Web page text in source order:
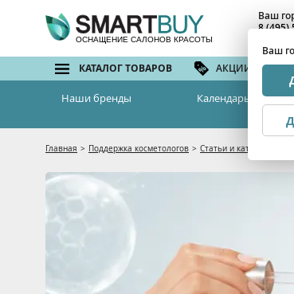
ОСНАЩЕНИЕ САЛОНОВ КРАСОТЫ
Ваш
Ваш
8 (495)
КАТАЛОГ ТОВАРОВ АКЦИИ И
Наши бренды Календарь
Главная > Поддержка косметологов > Статьи и каталоги